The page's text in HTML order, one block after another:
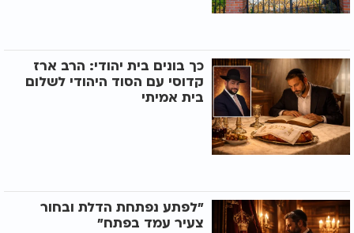
כך בונים בית יהודי: הרב ארז
קדוסי עם הסוד היהודי לשלום
בית אמיתי
"לפתע נפתחת הדלת ובחור
צעיר עמד בפתח"